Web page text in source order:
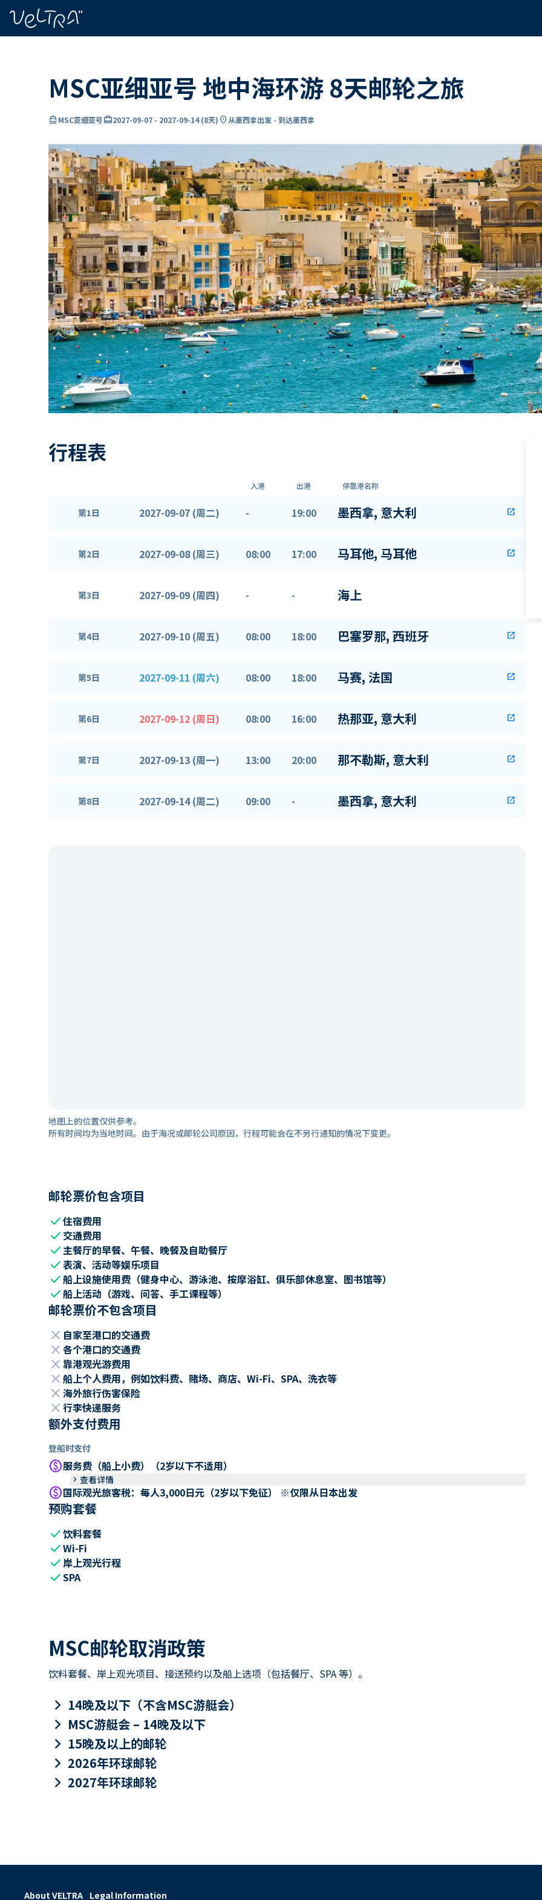
MSC亚细亚号 地中海环游 8天邮轮之旅
directions_boatMSC亚细亚号card_travel2027-09-07 - 2027-09-14(8天) location_on从墨西拿出发 - 到达墨西拿
行程表
入港 出港 停靠港名称
第1日 2027-09-07 (周二) - 19:00 墨西拿, 意大利 open_in_new
第2日 2027-09-08 (周三) 08:00 17:00 马耳他, 马耳他 open_in_new
第3日 2027-09-09 (周四) - - 海上
第4日 2027-09-10 (周五) 08:00 18:00 巴塞罗那, 西班牙 open_in_new
第5日 2027-09-11 (周六) 08:00 18:00 马赛, 法国 open_in_new
第6日 2027-09-12 (周日) 08:00 16:00 热那亚, 意大利 open_in_new
第7日 2027-09-13 (周一) 13:00 20:00 那不勒斯, 意大利 open_in_new
第8日 2027-09-14 (周二) 09:00 - 墨西拿, 意大利 open_in_new
地图上的位置仅供参考。
所有时间均为当地时间。由于海况或邮轮公司原因，行程可能会在不另行通知的情况下变更。
邮轮票价包含项目
check住宿费用
check 交通费用
check主餐厅的早餐、午餐、晚餐及自助餐厅
check表演、活动等娱乐项目
check船上设施使用费（健身中心、游泳池、按摩浴缸、俱乐部休息室、图书馆等）
check船上活动（游戏、问答、手工课程等）
邮轮票价不包含项目
close 自家至港口的交通费
close 各个港口的交通费
close 靠港观光游费用
close 船上个人费用，例如饮料费、赌场、商店、Wi-Fi、SPA、洗衣等
close 海外旅行伤害保险
close 行李快递服务
额外支付费用
登船时支付
paid服务费（船上小费）（2岁以下不适用）
keyboard_arrow_right 查看详情
paid国际观光旅客税：每人3,000日元（2岁以下免征） ※仅限从日本出发
预购套餐
check饮料套餐
checkWi-Fi
check 岸上观光行程
checkSPA
MSC邮轮取消政策
饮料套餐、岸上观光项目、接送预约以及船上选项（包括餐厅、SPA 等）。
keyboard_arrow_right 14晚及以下（不含MSC游艇会）
keyboard_arrow_right MSC游艇会 – 14晚及以下
keyboard_arrow_right 15晚及以上的邮轮
keyboard_arrow_right 2026年环球邮轮
keyboard_arrow_right 2027年环球邮轮
About VELTRA Legal Information